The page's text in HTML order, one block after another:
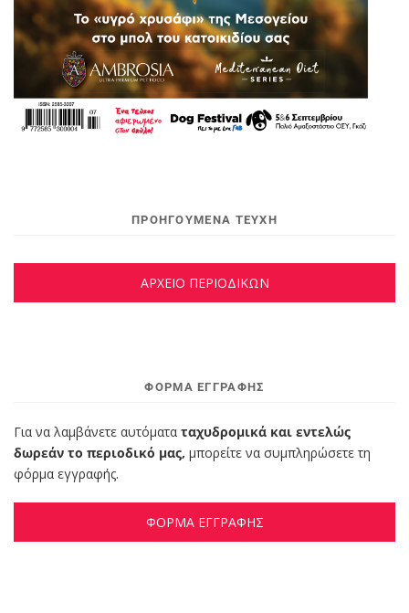
ΠΡΟΗΓΟΥΜΕΝΑ ΤΕΥΧΗ
ΑΡΧΕΙΟ ΠΕΡΙΟΔΙΚΩΝ
ΦΌΡΜΑ ΕΓΓΡΑΦΉΣ
Για να λαμβάνετε αυτόματα ταχυδρομικά και εντελώς
δωρεάν το περιοδικό μας, μπορείτε να συμπληρώσετε τη
φόρμα εγγραφής.
ΦΟΡΜΑ ΕΓΓΡΑΦΗΣ